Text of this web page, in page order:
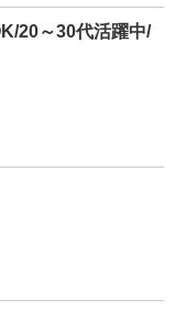
20～30代活躍中/